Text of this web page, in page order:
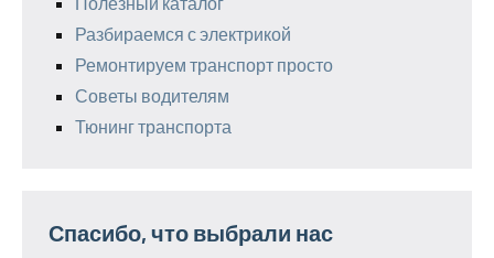
Разбираемся с электрикой
Ремонтируем транспорт просто
Советы водителям
Тюнинг транспорта
Спасибо, что выбрали нас